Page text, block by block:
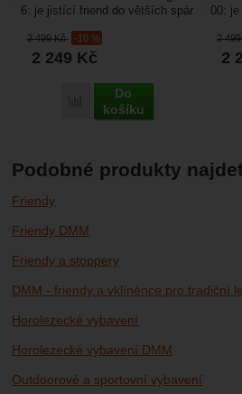
2 499Kč -10 %
2 249 Kč
Porovnat
Do
košíku
6: je jistící friend do větších spár
lezeckých...
2
2
00:
Podobné produkty
Friendy
Friendy DMM
Friendy a stoppery
DMM - friendy a vklíněnce pro tradiční
Horolezecké vybavení
Horolezecké vybavení DMM
Outdoorové a sportovní vybavení